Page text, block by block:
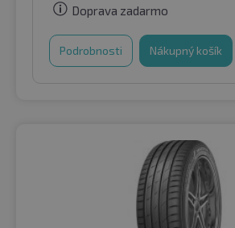
Doprava zadarmo
Podrobnosti Nákupný košík